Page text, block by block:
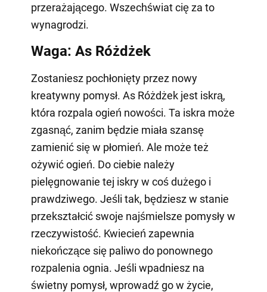
przerażającego. Wszechświat cię za to
wynagrodzi.
Waga: As Różdżek
Zostaniesz pochłonięty przez nowy
kreatywny pomysł. As Różdżek jest iskrą,
która rozpala ogień nowości. Ta iskra może
zgasnąć, zanim będzie miała szansę
zamienić się w płomień. Ale może też
ożywić ogień. Do ciebie należy
pielęgnowanie tej iskry w coś dużego i
prawdziwego. Jeśli tak, będziesz w stanie
przekształcić swoje najśmielsze pomysły w
rzeczywistość. Kwiecień zapewnia
niekończące się paliwo do ponownego
rozpalenia ognia. Jeśli wpadniesz na
świetny pomysł, wprowadź go w życie,